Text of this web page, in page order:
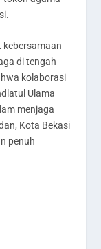
kebersamaan
di tengah
kolaborasi
Ulama
menjaga
Kota Bekasi
penuh